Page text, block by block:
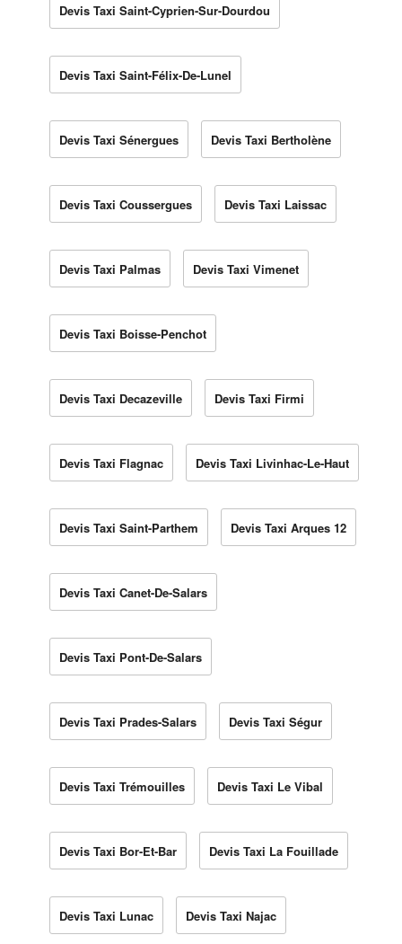
Devis Taxi Saint-Cyprien-Sur-Dourdou
Devis Taxi Saint-Félix-De-Lunel
Devis Taxi Sénergues Devis Taxi Bertholène
Devis Taxi Coussergues Devis Taxi Laissac
Devis Taxi Palmas Devis Taxi Vimenet
Devis Taxi Boisse-Penchot
Devis Taxi Decazeville Devis Taxi Firmi
Devis Taxi Flagnac Devis Taxi Livinhac-Le-Haut
Devis Taxi Saint-Parthem Devis Taxi Arques 12
Devis Taxi Canet-De-Salars
Devis Taxi Pont-De-Salars
Devis Taxi Prades-Salars Devis Taxi Ségur
Devis Taxi Trémouilles Devis Taxi Le Vibal
Devis Taxi Bor-Et-Bar Devis Taxi La Fouillade
Devis Taxi Lunac Devis Taxi Najac